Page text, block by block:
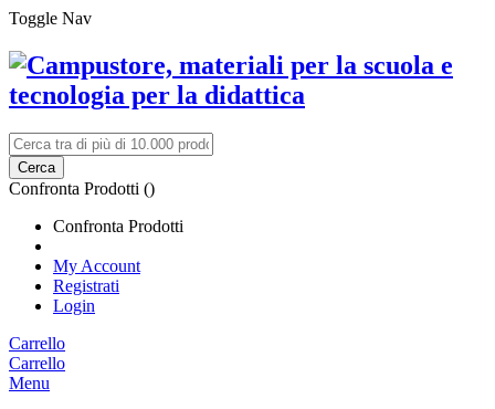
Toggle Nav
Cerca
Confronta Prodotti ()
Confronta Prodotti
My Account
Registrati
Login
Carrello
Carrello
Menu